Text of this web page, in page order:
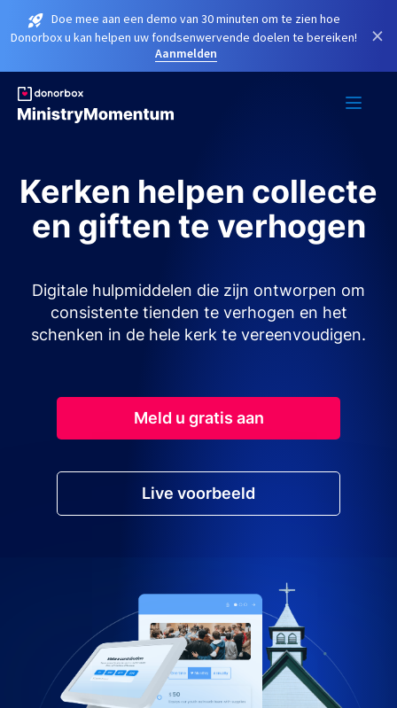
Doe mee aan een demo van 30 minuten om te zien hoe
Donorbox u kan helpen uw fondsenwervende doelen te bereiken!
Aanmelden
×
Kerken helpen collecte
en giften te verhogen
Digitale hulpmiddelen die zijn ontworpen om
consistente tienden te verhogen en het
schenken in de hele kerk te vereenvoudigen.
Meld u gratis aan
Live voorbeeld